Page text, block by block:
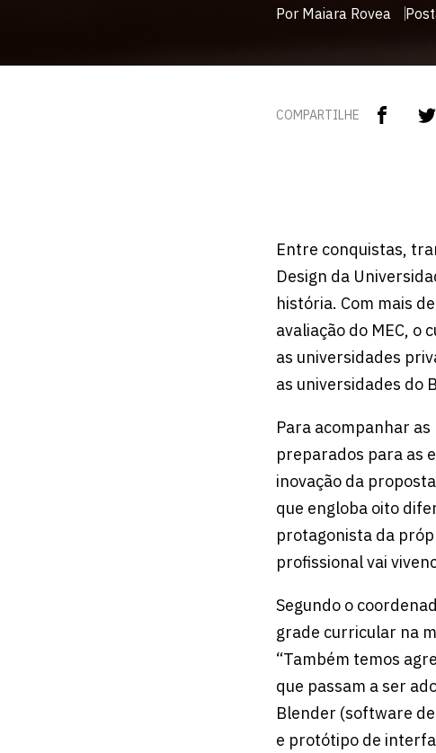
Por Maiara Rovea
COMPARTILHE
Entre conquistas,
Design da
história. Com mais
avaliação do MEC, o
as universidades
as universidades do
Para acompanhar
preparados para as
inovação da
que engloba oito
protagonista da
profissional vai
Segundo o
grade curricular na
“Também temos
que passam a ser
Blender (software
e protótipo de